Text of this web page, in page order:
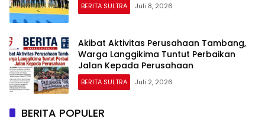
BERITA SULTRA Juli 8, 2026
Akibat Aktivitas Perusahaan Tambang,
Warga Langgikima Tuntut Perbaikan
Jalan Kepada Perusahaan
BERITA SULTRA Juli 2, 2026
BERITA POPULER